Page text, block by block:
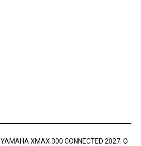
YAMAHA XMAX 300 CONNECTED 2027: O